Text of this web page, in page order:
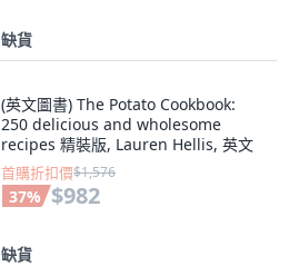
缺貨
(英文圖書) The Potato Cookbook:
250 delicious and wholesome
recipes 精裝版, Lauren Hellis, 英文
首購折扣價$1,576
37% $982
缺貨